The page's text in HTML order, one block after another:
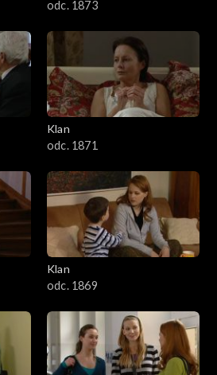
odc. 1873
Klan
odc. 1871
Klan
odc. 1869